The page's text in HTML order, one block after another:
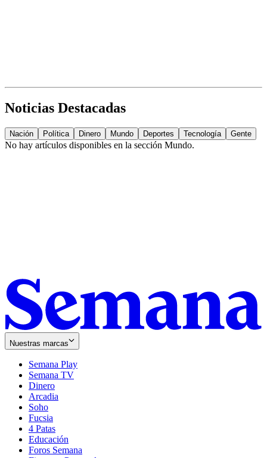
Noticias Destacadas
Nación Política Dinero Mundo Deportes Tecnología Gente
No hay artículos disponibles en la sección Mundo.
Nuestras marcas
Semana Play
Semana TV
Dinero
Arcadia
Soho
in
new
window
Fucsia
in
new
window
4 Patas
Educación
Foros Semana